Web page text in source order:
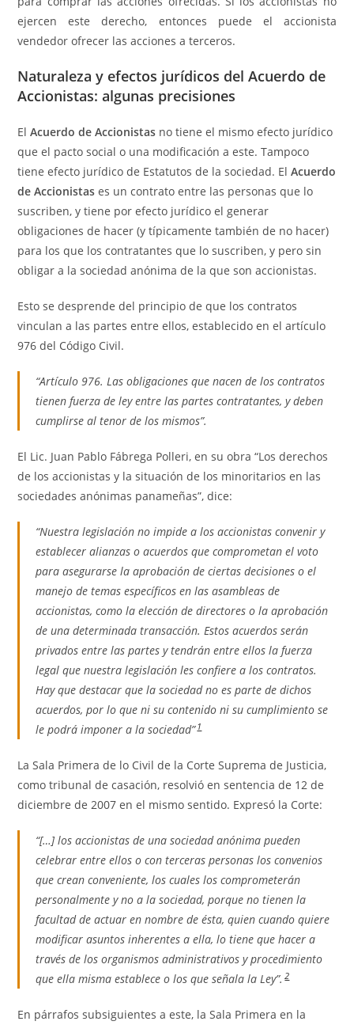
ejercen este derecho, entonces puede el accionista
vendedor ofrecer las acciones a terceros.
Naturaleza y efectos jurídicos del Acuerdo de
Accionistas: algunas precisiones
ElAcuerdo de Accionistas no tiene el mismo efecto jurídico
que el pacto social o una modificación a este. Tampoco
tiene efecto jurídico de Estatutos de la sociedad. ElAcuerdo
de Accionistas es un contrato entre las personas que lo
suscriben, y tiene por efecto jurídico el generar
obligaciones de hacer (y típicamente también de no hacer)
para los que los contratantes que lo suscriben, y pero sin
obligar a la sociedad anónima de la que son accionistas.
Esto se desprende del principio de que los contratos
vinculan a las partes entre ellos, establecido en el artículo
976 del Código Civil.
“Artículo 976. Las obligaciones que nacen de los contratos
tienen fuerza de ley entre las partes contratantes, y deben
cumplirse al tenor de los mismos”.
El Lic. Juan Pablo Fábrega Polleri, en su obra “Los derechos
de los accionistas y la situación de los minoritarios en las
sociedades anónimas panameñas”, dice:
“Nuestra legislación no impide a los accionistas convenir y
establecer alianzas o acuerdos que comprometan el voto
para asegurarse la aprobación de ciertas decisiones o el
manejo de temas específicos en las asambleas de
accionistas, como la elección de directores o la aprobación
de una determinada transacción. Estos acuerdos serán
privados entre las partes y tendrán entre ellos la fuerza
legal que nuestra legislación les confiere a los contratos.
Hay que destacar que la sociedad no es parte de dichos
acuerdos, por lo que ni su contenido ni su cumplimiento se
le podrá imponer a la sociedad”1
La Sala Primera de lo Civil de la Corte Suprema de Justicia,
como tribunal de casación, resolvió en sentencia de 12 de
diciembre de 2007 en el mismo sentido. Expresó la Corte:
“[…] los accionistas de una sociedad anónima pueden
celebrar entre ellos o con terceras personas los convenios
que crean conveniente, los cuales los comprometerán
personalmente y no a la sociedad, porque no tienen la
facultad de actuar en nombre de ésta, quien cuando quiere
modificar asuntos inherentes a ella, lo tiene que hacer a
través de los organismos administrativos y procedimiento
que ella misma establece o los que señala la Ley”. 2
En párrafos subsiguientes a este, la Sala Primera en la